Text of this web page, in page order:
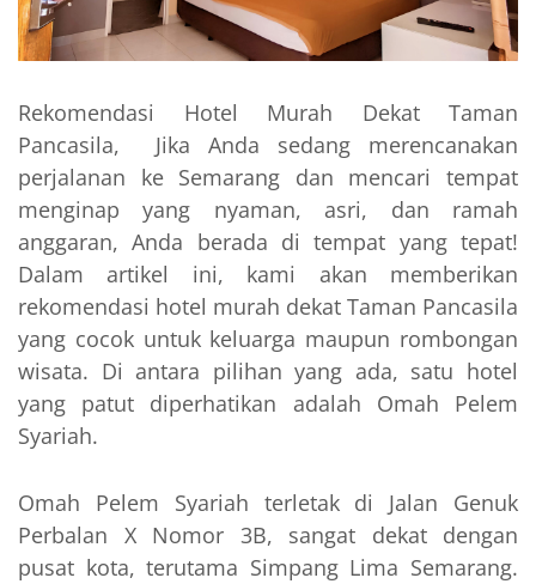
Rekomendasi Hotel Murah Dekat Taman
Pancasila, Jika Anda sedang merencanakan
perjalanan ke Semarang dan mencari tempat
menginap yang nyaman, asri, dan ramah
anggaran, Anda berada di tempat yang tepat!
Dalam artikel ini, kami akan memberikan
rekomendasi hotel murah dekat Taman Pancasila
yang cocok untuk keluarga maupun rombongan
wisata. Di antara pilihan yang ada, satu hotel
yang patut diperhatikan adalah Omah Pelem
Syariah.
Omah Pelem Syariah terletak di Jalan Genuk
Perbalan X Nomor 3B, sangat dekat dengan
pusat kota, terutama Simpang Lima Semarang.